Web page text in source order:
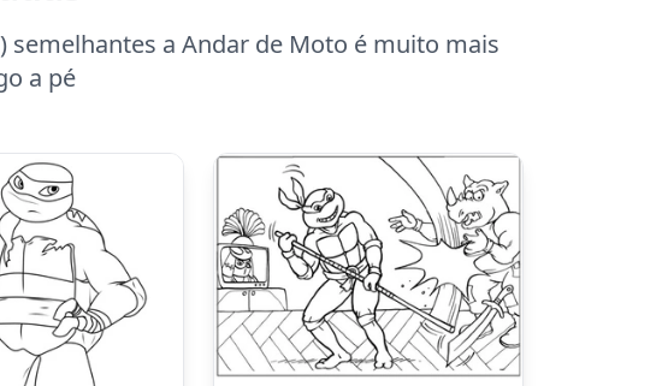
semelhantes a Andar de Moto é muito mais
a pé